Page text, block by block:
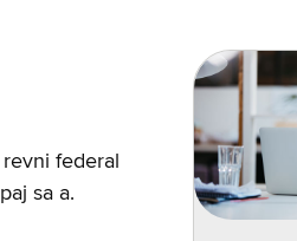
federal
sa a.